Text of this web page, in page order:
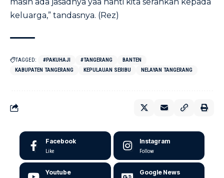
keluarga,” tandasnya. (Rez)
TAGGED: #PAKUHAJI #TANGERANG
BANTEN
KABUPATEN TANGERANG
KEPULAUAN SERIBU NELAYAN TANGERANG
Facebook
Like
Instagram
Follow
Youtube Google News